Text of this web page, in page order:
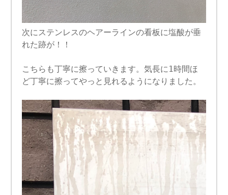
次にステンレスのヘアーラインの看板に塩酸が垂
れた跡が！！
こちらも丁寧に擦っていきます。気長に1時間ほ
ど丁寧に擦ってやっと見れるようになりました。